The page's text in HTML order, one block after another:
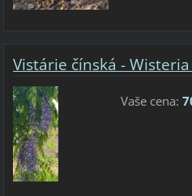
Vistárie čínská - Wisteria
Vaše cena: